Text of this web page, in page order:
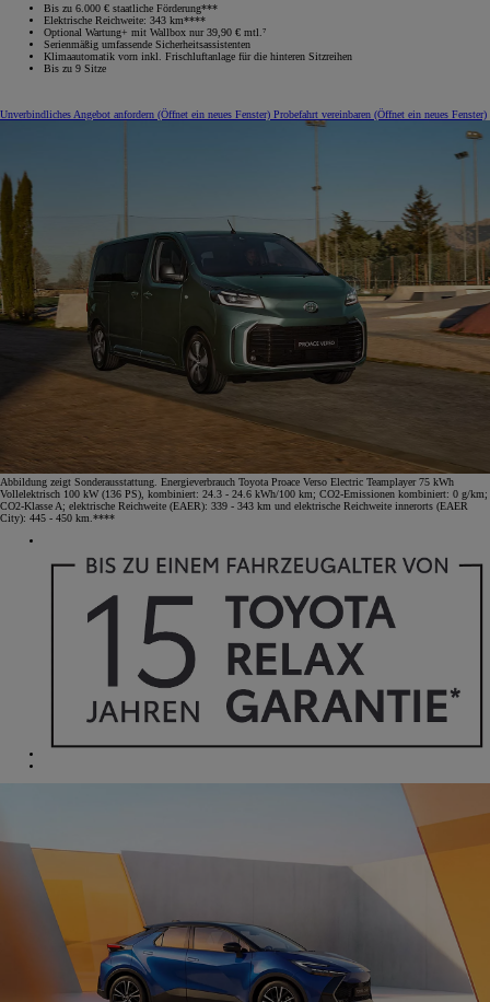
Bis zu 6.000 € staatliche Förderung***
Elektrische Reichweite: 343 km****
Optional Wartung+ mit Wallbox nur 39,90 € mtl.⁷
Serienmäßig umfassende Sicherheitsassistenten
Klimaautomatik vorn inkl. Frischluftanlage für die hinteren Sitzreihen
Bis zu 9 Sitze
Unverbindliches Angebot anfordern (Öffnet ein neues Fenster) Probefahrt vereinbaren (Öffnet ein neues Fenster)
Abbildung zeigt Sonderausstattung. Energieverbrauch Toyota Proace Verso Electric Teamplayer 75 kWh
Vollelektrisch 100 kW (136 PS), kombiniert: 24.3 - 24.6 kWh/100 km; CO2-Emissionen kombiniert: 0 g/km;
CO2-Klasse A; elektrische Reichweite (EAER): 339 - 343 km und elektrische Reichweite innerorts (EAER
City): 445 - 450 km.****